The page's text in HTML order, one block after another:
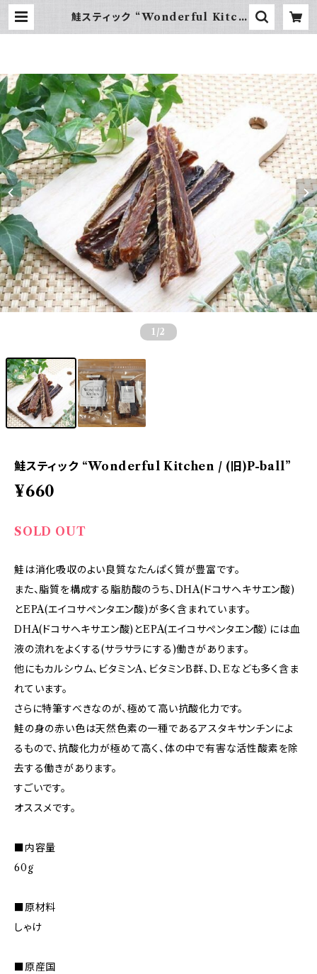
鮭スティック “Wonderful Kitch
1 /2
鮭スティック “Wonderful Kitchen / (旧)P-ball”
¥660
SOLD OUT
鮭は消化吸収のよい良質なたんぱく質が豊富です。
また、脂質を構成する脂肪酸のうち、DHA(ドコサへキサエン酸)
とEPA(エイコサぺンタエン酸)が多く含まれています。
DHA(ドコサへキサエン酸)とEPA(エイコサぺンタエン酸）には血
液の流れをよくする(サラサラにする)働きがあります。
他にもカルシウム、ビタミンA、ビタミンB群、D、Eなども多く含ま
れています。
さらに特筆すべきなのが、極めて高い抗酸化力です。
鮭の身の赤い色は天然色素の一種であるアスタキサンチンによ
るもので、抗酸化力が極めて高く、体の中で有害な活性酸素を除
去する働きがあります。
すごいです。
オススメです。
■内容量
60g
■原材料
しゃけ
■原産国